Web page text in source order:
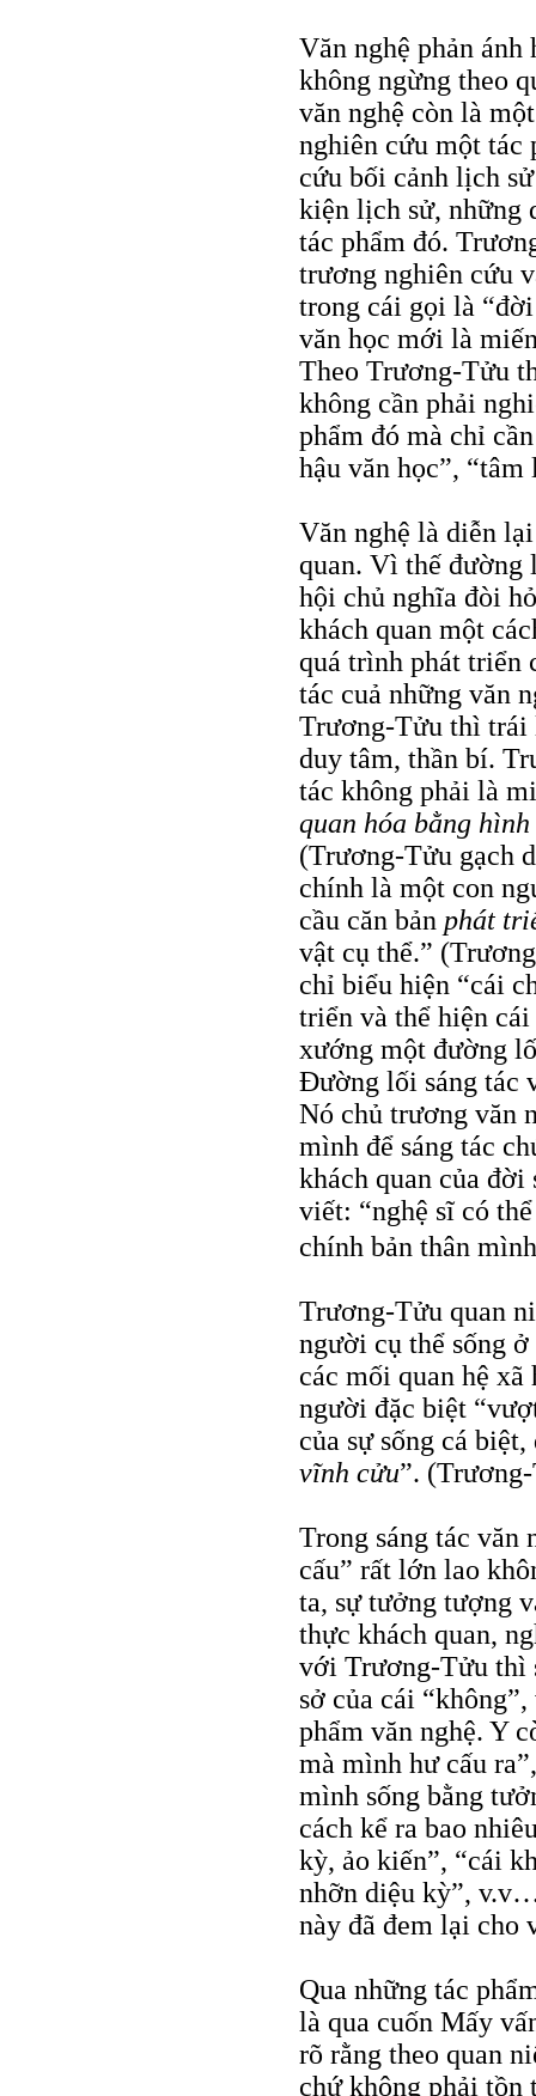
Văn nghệ phản
không ngừng theo
văn nghệ còn là
nghiên cứu một tác
cứu bối cảnh lịch
kiện lịch sử, những
tác phẩm đó.
trương nghiên cứu
trong cái gọi là
văn học mới là
Theo Trương-Tửu
không cần phải
phẩm đó mà chỉ
hậu văn học”,
Văn nghệ là diễn
quan. Vì thế đường
hội chủ nghĩa đòi
khách quan một
quá trình phát triển
tác cuả những văn
Trương-Tửu thì trái
duy tâm, thần bí.
tác không phải là
quan hóa bằng
(Trương-Tửu gạch
chính là một con
cầu căn bản phát
vật cụ thể.”
chỉ biểu hiện “cái
triển và thể hiện
xướng một đường
Đường lối sáng tác
Nó chủ trương văn
mình để sáng tác
khách quan của
viết: “nghệ sĩ có
chính bản thân
Trương-Tửu quan
người cụ thể sống
các mối quan hệ
người đặc biệt
của sự sống cá
vĩnh cửu”.
Trong sáng tác văn
cấu” rất lớn lao
ta, sự tưởng tượng
thực khách quan,
với Trương-Tửu thì
sở của cái
phẩm văn nghệ. Y
mà mình hư cấu
mình sống bằng
cách kể ra bao
kỳ, ảo kiến”, “cái
nhỡn diệu kỳ”,
này đã đem lại cho
Qua những tác
là qua cuốn Mấy
rõ rằng theo quan
chứ không phải tồn